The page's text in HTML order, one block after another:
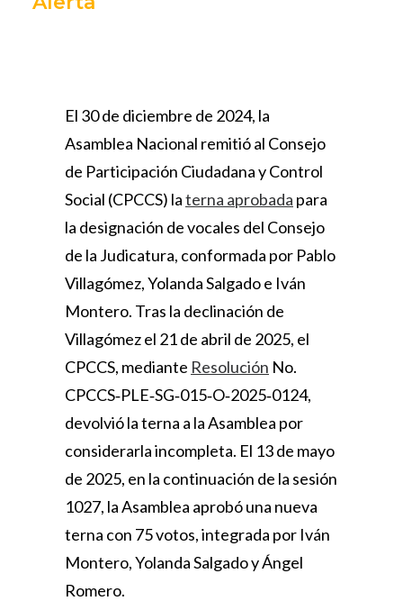
El 30 de diciembre de 2024, la
Asamblea Nacional remitió al Consejo
de Participación Ciudadana y Control
Social (CPCCS) laterna aprobada para
la designación de vocales del Consejo
de la Judicatura, conformada por Pablo
Villagómez, Yolanda Salgado e Iván
Montero. Tras la declinación de
Villagómez el 21 de abril de 2025, el
CPCCS, mediante Resolución No.
CPCCS‑PLE‑SG‑015‑O‑2025‑0124,
devolvió la terna a la Asamblea por
considerarla incompleta. El 13 de mayo
de 2025, en la continuación de la sesión
1027, la Asamblea aprobó una nueva
terna con 75 votos, integrada por Iván
Montero, Yolanda Salgado y Ángel
Romero.